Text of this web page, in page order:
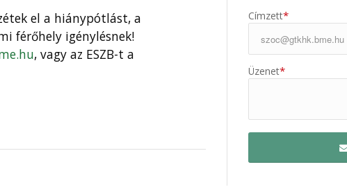
el a hiánypótlást, a
férőhely igénylésnek!
, vagy az ESZB-t a
Címzett*
Üzenet*